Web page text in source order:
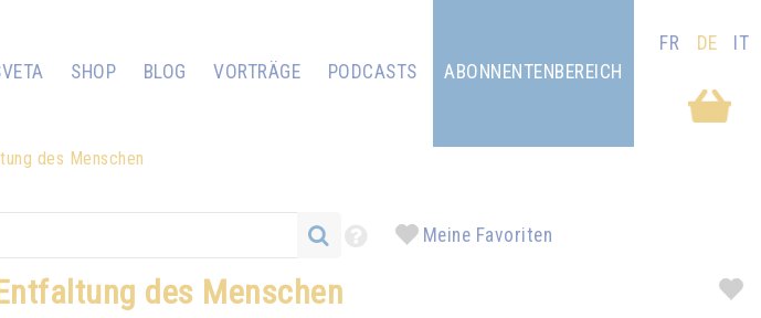
SHOP BLOG VORTRÄGE PODCASTS ABONNENTENBEREICH
FR DE IT
des Menschen
Meine Favoriten
des Menschen